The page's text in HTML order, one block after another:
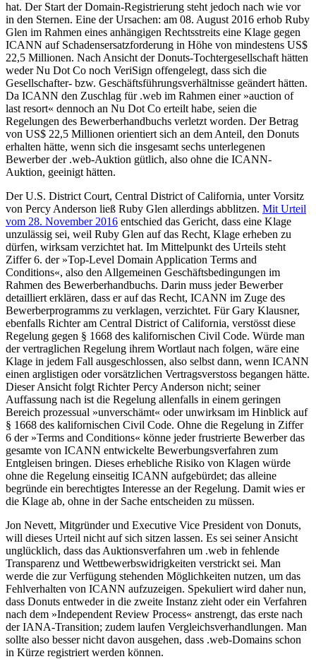
hat. Der Start der Domain-Registrierung steht jedoch nach wie vor
in den Sternen. Eine der Ursachen: am 08. August 2016 erhob Ruby
Glen im Rahmen eines anhängigen Rechtsstreits eine Klage gegen
ICANN auf Schadensersatzforderung in Höhe von mindestens US$
22,5 Millionen. Nach Ansicht der Donuts-Tochtergesellschaft hätten
weder Nu Dot Co noch VeriSign offengelegt, dass sich die
Gesellschafter- bzw. Geschäftsführungsverhältnisse geändert hätten.
Da ICANN den Zuschlag für .web im Rahmen einer »auction of
last resort« dennoch an Nu Dot Co erteilt habe, seien die
Regelungen des Bewerberhandbuchs verletzt worden. Der Betrag
von US$ 22,5 Millionen orientiert sich an dem Anteil, den Donuts
erhalten hätte, wenn sich die insgesamt sechs unterlegenen
Bewerber der .web-Auktion gütlich, also ohne die ICANN-
Auktion, geeinigt hätten.
Der U.S. District Court, Central District of California, unter Vorsitz
von Percy Anderson ließ Ruby Glen allerdings abblitzen. Mit Urteil
vom 28. November 2016 entschied das Gericht, dass eine Klage
unzulässig sei, weil Ruby Glen auf das Recht, Klage erheben zu
dürfen, wirksam verzichtet hat. Im Mittelpunkt des Urteils steht
Ziffer 6. der »Top-Level Domain Application Terms and
Conditions«, also den Allgemeinen Geschäftsbedingungen im
Rahmen des Bewerberhandbuchs. Darin muss jeder Bewerber
detailliert erklären, dass er auf das Recht, ICANN im Zuge des
Bewerberprogramms zu verklagen, verzichtet. Für Gary Klausner,
ebenfalls Richter am Central District of California, verstösst diese
Regelung gegen § 1668 des kalifornischen Civil Code. Würde man
der vertraglichen Regelung ihrem Wortlaut nach folgen, wäre eine
Klage in jedem Fall ausgeschlossen, also selbst dann, wenn ICANN
einen arglistigen oder vorsätzlichen Vertragsverstoss begangen hätte.
Dieser Ansicht folgt Richter Percy Anderson nicht; seiner
Auffassung nach ist die Regelung allenfalls in einem geringen
Bereich prozessual »unverschämt« oder unwirksam im Hinblick auf
§ 1668 des kalifornischen Civil Code. Ohne die Regelung in Ziffer
6 der »Terms and Conditions« könne jeder frustrierte Bewerber das
gesamte von ICANN entwickelte Bewerbungsverfahren zum
Entgleisen bringen. Dieses erhebliche Risiko von Klagen würde
ohne die Regelung einseitig ICANN aufgebürdet; das alleine
begründe ein berechtigtes Interesse an der Regelung. Damit wies er
die Klage ab, ohne in der Sache entscheiden zu müssen.
Jon Nevett, Mitgründer und Executive Vice President von Donuts,
will dieses Urteil nicht auf sich sitzen lassen. Es sei seiner Ansicht
unglücklich, dass das Auktionsverfahren um .web in fehlende
Transparenz und Wettbewerbswidrigkeiten verstrickt sei. Man
werde die zur Verfügung stehenden Möglichkeiten nutzen, um das
Fehlverhalten von ICANN aufzuzeigen. Spekuliert wird daher nun,
dass Donuts entweder in die zweite Instanz zieht oder ein Verfahren
nach dem »Independent Review Process« anstrengt, das erste nach
der IANA-Transition; zudem laufen Vergleichsverhandlungen. Man
sollte also besser nicht davon ausgehen, dass .web-Domains schon
in Kürze registriert werden können.